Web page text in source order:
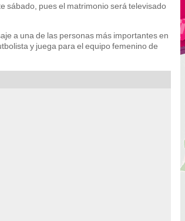
sábado, pues el matrimonio será televisado
a una de las personas más importantes en
y juega para el equipo femenino de